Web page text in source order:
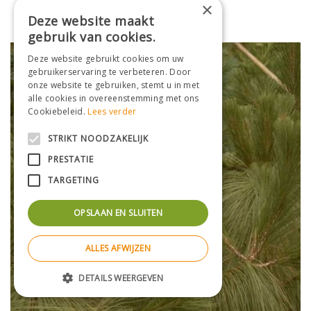
Pinus jeffreyi
×
Deze website maakt
gebruik van cookies.
Deze website gebruikt cookies om uw
gebruikerservaring te verbeteren. Door
onze website te gebruiken, stemt u in met
alle cookies in overeenstemming met ons
Cookiebeleid.Lees verder
STRIKT NOODZAKELIJK
PRESTATIE
TARGETING
OPSLAAN EN SLUITEN
ALLES AFWIJZEN
DETAILS WEERGEVEN